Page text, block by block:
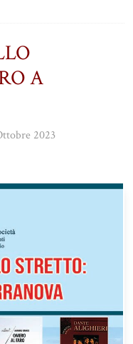
A
2023